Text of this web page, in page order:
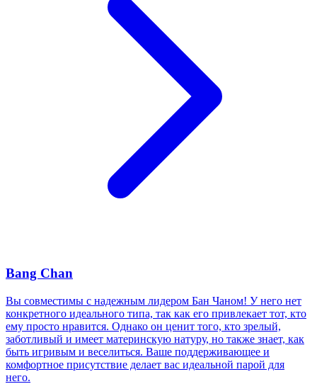
Bang Chan
Вы совместимы с надежным лидером Бан Чаном! У него нет
конкретного идеального типа, так как его привлекает тот, кто
ему просто нравится. Однако он ценит того, кто зрелый,
заботливый и имеет материнскую натуру, но также знает, как
быть игривым и веселиться. Ваше поддерживающее и
комфортное присутствие делает вас идеальной парой для
него.